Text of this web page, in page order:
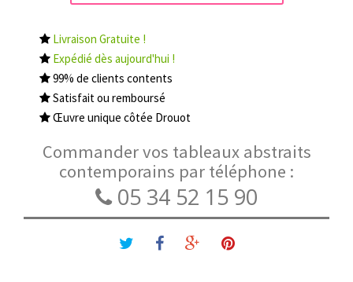
Livraison Gratuite !
Expédié dès aujourd'hui !
99% de clients contents
Satisfait ou remboursé
Œuvre unique côtée Drouot
Commander vos tableaux abstraits
contemporains par téléphone :
05 34 52 15 90